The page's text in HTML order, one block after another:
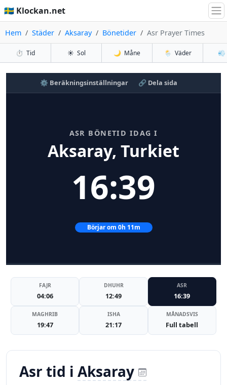
🇸🇪 Klockan.net
Hem Städer Aksaray Bönetider Asr Prayer Times
⏱️ Tid ☀️ Sol 🌙 Måne 🌦️ Väder 💨
⚙️ Beräkningsinställningar 🔗 Dela sida
ASR BÖNETID IDAG I
Aksaray, Turkiet
16:39
Börjar om 0h 11m
FAJR
04:06
DHUHR
12:49
ASR
16:39
MAGHRIB
19:47
ISHA
21:17
MÅNADSVIS
Full tabell
Asr tid i Aksaray